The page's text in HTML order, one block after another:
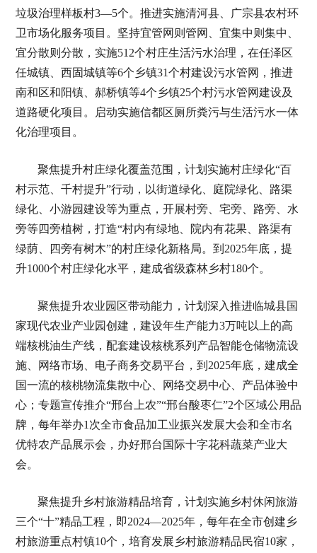
垃圾治理样板村3—5个。推进实施清河县、广宗县农村环
卫市场化服务项目。坚持宜管网则管网、宜集中则集中、
宜分散则分散，实施512个村庄生活污水治理，在任泽区
任城镇、西固城镇等6个乡镇31个村建设污水管网，推进
南和区和阳镇、郝桥镇等4个乡镇25个村污水管网建设及
道路硬化项目。启动实施信都区厕所粪污与生活污水一体
化治理项目。
聚焦提升村庄绿化覆盖范围，计划实施村庄绿化“百
村示范、千村提升”行动，以街道绿化、庭院绿化、路渠
绿化、小游园建设等为重点，开展村旁、宅旁、路旁、水
旁等四旁植树，打造“村内有绿地、院内有花果、路渠有
绿荫、四旁有树木”的村庄绿化新格局。到2025年底，提
升1000个村庄绿化水平，建成省级森林乡村180个。
聚焦提升农业园区带动能力，计划深入推进临城县国
家现代农业产业园创建，建设年生产能力3万吨以上的高
端核桃油生产线，配套建设核桃系列产品智能仓储物流设
施、网络市场、电子商务交易平台，到2025年底，建成全
国一流的核桃物流集散中心、网络交易中心、产品体验中
心；专题宣传推介“邢台上农”“邢台酸枣仁”2个区域公用品
牌，每年举办1次全市食品加工业振兴发展大会和全市名
优特农产品展示会，办好邢台国际十字花科蔬菜产业大
会。
聚焦提升乡村旅游精品培育，计划实施乡村休闲旅游
三个“十”精品工程，即2024—2025年，每年在全市创建乡
村旅游重点村镇10个，培育发展乡村旅游精品民宿10家，